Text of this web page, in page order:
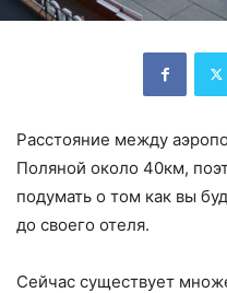
Расстояние между
Поляной около 40км,
подумать о том как вы
до своего отеля.
Сейчас существует